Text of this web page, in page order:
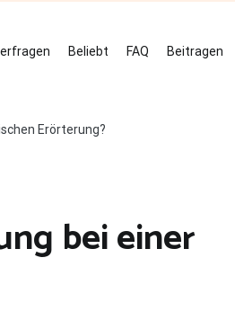
Beliebt FAQ Beitragen
Erörterung?
bei einer